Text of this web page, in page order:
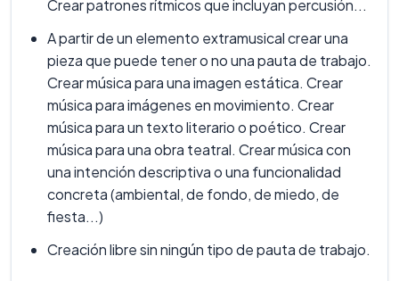
Crear patrones rítmicos que incluyan percusión...
A partir de un elemento extramusical crear una
pieza que puede tener o no una pauta de trabajo.
Crear música para una imagen estática. Crear
música para imágenes en movimiento. Crear
música para un texto literario o poético. Crear
música para una obra teatral. Crear música con
una intención descriptiva o una funcionalidad
concreta (ambiental, de fondo, de miedo, de
fiesta...)
Creación libre sin ningún tipo de pauta de trabajo.